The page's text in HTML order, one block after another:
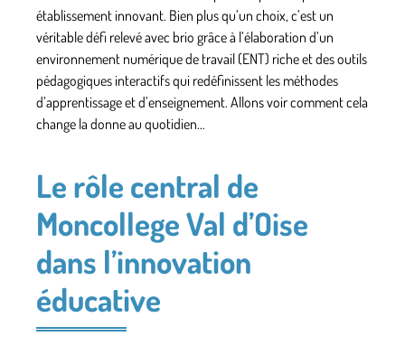
établissement innovant. Bien plus qu’un choix, c’est un
véritable défi relevé avec brio grâce à l’élaboration d’un
environnement numérique de travail (ENT) riche et des outils
pédagogiques interactifs qui redéfinissent les méthodes
d’apprentissage et d’enseignement. Allons voir comment cela
change la donne au quotidien…
Le rôle central de
Moncollege Val d’Oise
dans l’innovation
éducative